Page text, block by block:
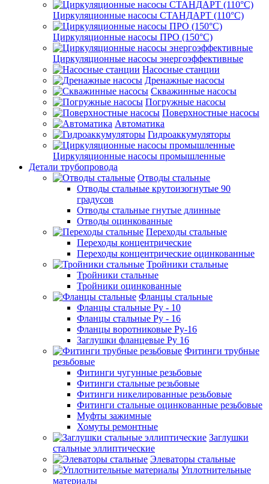
Циркуляционные насосы СТАНДАРТ (110°C)
Циркуляционные насосы ПРО (150°C)
Циркуляционные насосы энергоэффективные
Насосные станции
Дренажные насосы
Скважинные насосы
Погружные насосы
Поверхностные насосы
Автоматика
Гидроаккумуляторы
Циркуляционные насосы промышленные
Детали трубопровода
Отводы стальные
Отводы стальные крутоизогнутые 90
градусов
Отводы стальные гнутые длинные
Отводы оцинкованные
Переходы стальные
Переходы концентрические
Переходы концентрические оцинкованные
Тройники стальные
Тройники стальные
Тройники оцинкованные
Фланцы стальные
Фланцы стальные Ру - 10
Фланцы стальные Ру - 16
Фланцы воротниковые Ру-16
Заглушки фланцевые Ру 16
Фитинги трубные
резьбовые
Фитинги чугунные резьбовые
Фитинги стальные резьбовые
Фитинги никелированные резьбовые
Фитинги стальные оцинкованные резьбовые
Муфты зажимные
Хомуты ремонтные
Заглушки
стальные эллиптические
Элеваторы стальные
Уплотнительные
материалы